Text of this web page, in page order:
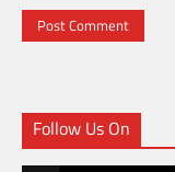
Follow Us On